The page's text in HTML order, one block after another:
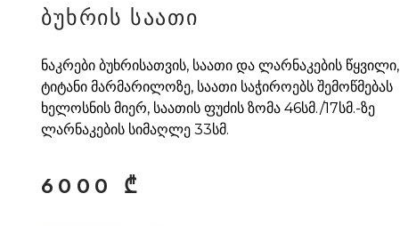
ბუხრის საათი
ნაკრები ბუხრისათვის, საათი და ლარნაკების წყვილი,
ტიტანი მარმარილოზე, საათი საჭიროებს შემოწმებას
ხელოსნის მიერ, საათის ფუძის ზომა 46სმ./17სმ.-ზე
ლარნაკების სიმაღლე 33სმ.
6000 ₾